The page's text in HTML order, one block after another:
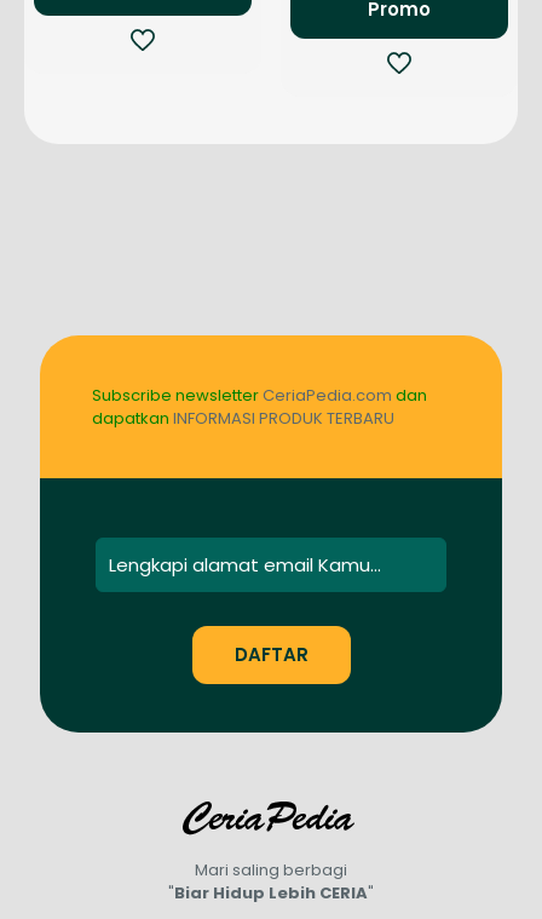
Promo
Subscribe newsletterCeriaPedia.com dan
dapatkan INFORMASI PRODUK TERBARU
Mari saling berbagi
"Biar Hidup Lebih CERIA"